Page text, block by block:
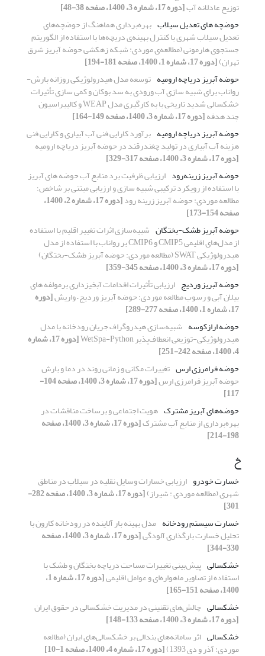
توزیع عادلانه آب[دوره 17، شماره 3، 1400، صفحه 38-48]
حوضچه های تعدیل سیلاب بهره‌برداری هماهنگ از حوضچه‌های
تعدیل سیلاب شهری با کنترل بهینه‌ی دریچه‌ها با استفاده از الگوریتم
جستجوی هارمونی (مطالعه‌ی موردی: شبکه زهکشی حوضه آبریز شرق
تهران)[دوره 17، شماره 1، 1400، صفحه 181-194]
حوضه آبریز دریاچه ارومیه توسعه مدل هیدرولوژیکی روزانه بارش-
رواناب برای شبیه سازی آب ورودی به سد بوکان و کمی سازی تأثیرات
خشکسالی شدید تاریخی با به کارگیری مدل WEAP و کالیبراسیون
چند هدفه[دوره 17، شماره 3، 1400، صفحه 149-164]
حوضه آبریز دریاچه ارومیه برآورد کارایی فنی آب آبیاری و کارایی فنی
هزینه آب آبیاری در تولید چغندرقند در حوضه آبریز دریاچه ارومیه
[دوره 17، شماره 3، 1400، صفحه 317-329]
حوضه آبریز زرینه‌رود ارزیابی ظرفیت برد منابع آب حوضه های آبریز
با استفاده از رویکرد ترکیبی شبیه سازی و ارزیابی مبتنی بر شاخص؛
مطالعه موردی: حوضه آبریز زرینه رود [دوره 17، شماره 2، 1400،
صفحه 154-173]
حوضه آبریز طشک-بختگان شبیه‌سازی اثرات تغییر اقلیم با استفاده
از مدل‌های اقلیمی CMIP5 و CMIP6 بر رواناب با استفاده از مدل
هیدرولوژیکی SWAT (مطالعه موردی: حوضه آبریز طشک-بختگان)
[دوره 17، شماره 3، 1400، صفحه 345-359]
حوضه آّبریز وردیج ارزیابی تأثیرات اقدامات آبخیزداری برمولفه های
بیلان آبی و رسوب مطالعه موردی: حوضه آبریز وردیج – واریش[دوره
17، شماره 1، 1400، صفحه 277-289]
حوضه ارازکوسه شبیه‌سازی هیدروگراف جریان رودخانه با مدل
هیدرولوژیکی-توزیعی انعطاف‌پذیر WetSpa-Python [دوره 17، شماره
4، 1400، صفحه 242-251]
حوضه فرامرزی ارس تغییرات مکانی و زمانی روند در دما و بارش
حوضه آبریز فرامرزی ارس [دوره 17، شماره 3، 1400، صفحه 104-
117]
حوضه‌های آبریز مشترک هویت اجتماعی و برساخت مناقشات در
بهره‌برداری از منابع آب مشترک [دوره 17، شماره 3، 1400، صفحه
198-214]
خ
خسارت خودرو ارزیابی خسارات وسایل نقلیه در سیلاب در مناطق
شهری (مطالعه موردی : شیراز) [دوره 17، شماره 3، 1400، صفحه 282-
301]
خسارت سیستم رودخانه مدل بهینه بار آلاینده در رودخانه کارون با
تحلیل خسارت بارگذاری آلودگی [دوره 17، شماره 3، 1400، صفحه
330-344]
خشکسالی پیش‌بینی تغییرات مساحت دریاچه بختگان و طشک با
استفاده از تصاویر ماهواره‌ای و عوامل اقلیمی [دوره 17، شماره 1،
1400، صفحه 151-165]
خشکسالی چالش‌های تقنینی در مدیریت خشکسالی در حقوق ایران
[دوره 17، شماره 3، 1400، صفحه 133-148]
خشکسالی اثر سامانه‌های بندالی بر خشکسالی‌های ایران (مطالعه
موردی: آذر و دی 1393) [دوره 17، شماره 4، 1400، صفحه 1-10]